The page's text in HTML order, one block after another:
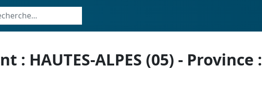
HAUTES-ALPES (05) - Province :